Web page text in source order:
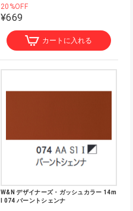
20%OFF
¥669
カートに入れる
W&N デザイナーズ・ガッシュカラー 14m
l 074 バーントシェンナ